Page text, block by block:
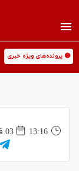
🟡 پرونده‌های ویژه خبری
13:16
03 فروردين 1405